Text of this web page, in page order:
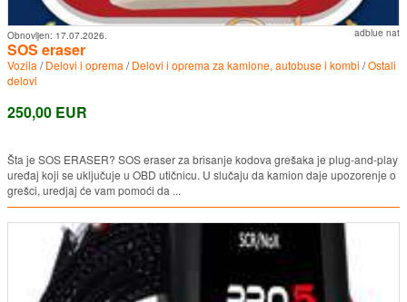
adblue nat
Obnovljen: 17.07.2026.
SOS eraser
Vozila /Delovi i oprema /Delovi i oprema za kamione, autobuse i kombi /Ostali
delovi
250,00 EUR
Šta je SOS ERASER? SOS eraser za brisanje kodova grešaka je plug-and-play
uređaj koji se uključuje u OBD utičnicu. U slučaju da kamion daje upozorenje o
grešci, uredjaj će vam pomoći da ...